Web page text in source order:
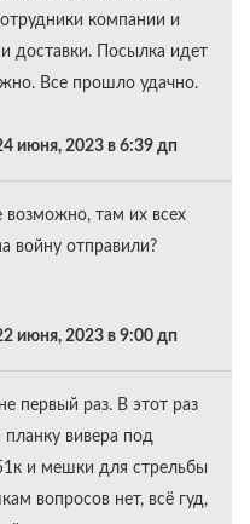
компании и
доставки. Посылка идет
Все прошло удачно.
июня, 2023 в 6:39 дп
возможно, там их всех
войну отправили?
июня, 2023 в 9:00 дп
первый раз. В этот раз
планку вивера под
и мешки для стрельбы
вопросов нет, всё гуд,